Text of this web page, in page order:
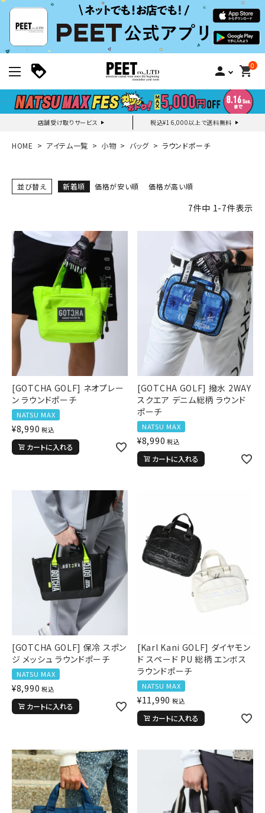
person 0
shopping_cart
店舗受け取りサービス 税込¥16,000以上で送料無料
新規会員登録｜ログイン
ご利用ガイド
詳しい条件から探す
HOME アイテム一覧 小物 バッグ ラウンドポーチ
並び替え 新着順 価格が安い順 価格が高い順
7件中 1-7件表示
[GOTCHA GOLF] ネオプレー
ン ラウンドポーチ
NATSU MAX
¥8,990 税込
カートに入れる
[GOTCHA GOLF] 撥水 2WAY
スクエア デニム総柄 ラウンド
ポーチ
NATSU MAX
¥8,990 税込
カートに入れる
[GOTCHA GOLF] 保冷 スポン
ジ メッシュ ラウンドポーチ
NATSU MAX
¥8,990 税込
カートに入れる
[Karl Kani GOLF] ダイヤモン
ド スペード PU 総柄 エンボス
ラウンドポーチ
NATSU MAX
¥11,990 税込
カートに入れる